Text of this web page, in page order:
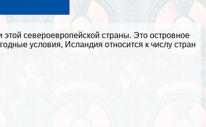
этой североевропейской страны. Это островное
условия, Исландия относится к числу стран